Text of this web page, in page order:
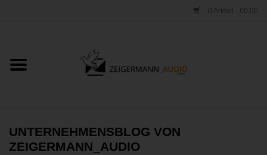
0 Artikel - €0,00
Startseite
UNTERNEHMENSBLOG VON
ZEIGERMANN_AUDIO